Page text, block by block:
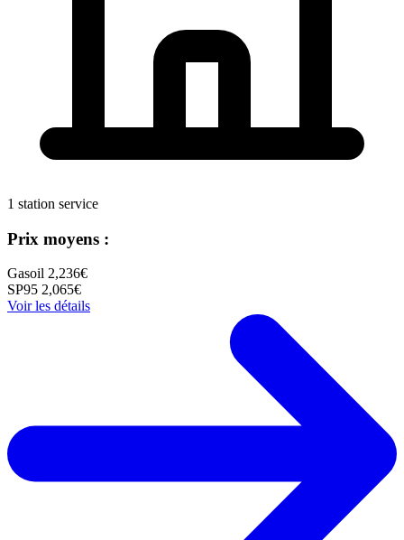
1 station service
Prix moyens :
Gasoil 2,236€
SP95 2,065€
Voir les détails